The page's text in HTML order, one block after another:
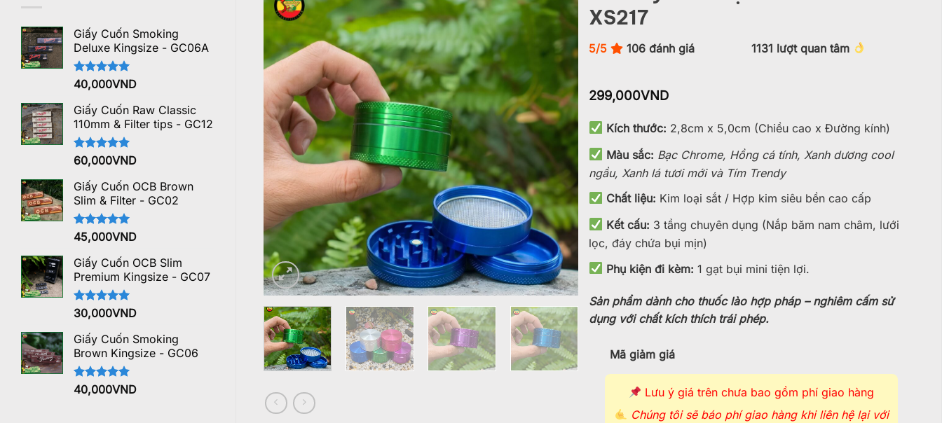
Giấy Cuốn Smoking
Deluxe Kingsize - GC06A
Được xếp
hạng
5 sao
40,000VND
Giấy Cuốn Raw Classic
110mm & Filter tips - GC12
Được xếp
hạng
5 sao
60,000VND
Giấy Cuốn OCB Brown
Slim & Filter - GC02
Được xếp
hạng
5 sao
45,000VND
Giấy Cuốn OCB Slim
Premium Kingsize - GC07
Được xếp
hạng
5 sao
30,000VND
Giấy Cuốn Smoking
Brown Kingsize - GC06
Được xếp
hạng
40,000VND
wishlist
XS217
5/5 106 đánh giá 1131 lượt quan tâm
299,000VND
Kích thước: 2,8cm x 5,0cm (Chiều cao x Đường kính)
Màu sắc: Bạc Chrome, Hồng cá tính, Xanh dương cool
ngầu, Xanh lá tươi mới và Tím Trendy
Chất liệu: Kim loại sắt / Hợp kim siêu bền cao cấp
Kết cấu: 3 tầng chuyên dụng (Nắp băm nam châm, lưới
lọc, đáy chứa bụi mịn)
Phụ kiện đi kèm: 1 gạt bụi mini tiện lợi.
Sản phẩm dành cho thuốc lào hợp pháp – nghiêm cấm sử
dụng với chất kích thích trái phép.
Mã giảm giá
Lưu ý giá trên chưa bao gồm phí giao hàng
Chúng tôi sẽ báo phí giao hàng khi liên hệ lại với